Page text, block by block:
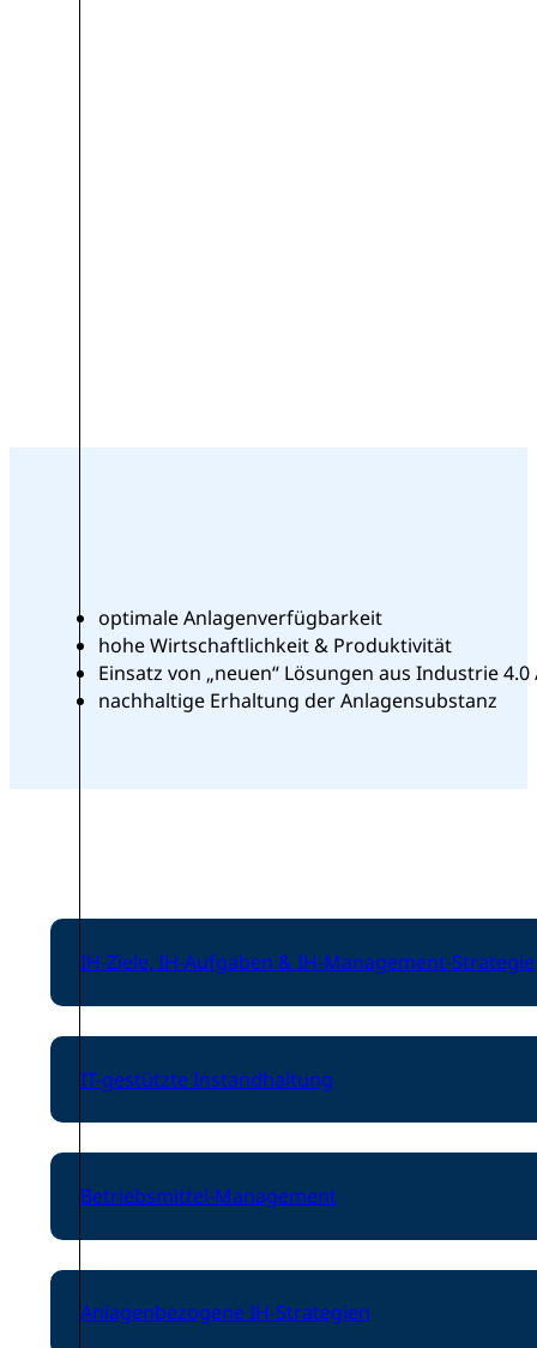
optimale Anlagenverfügbarkeit
hohe Wirtschaftlichkeit & Produktivität
Einsatz von „neuen“ Lösungen aus Industrie
nachhaltige Erhaltung der Anlagensubstanz
IH-Ziele, IH-Aufgaben & IH-Management-Strategie
IT-gestützte Instandhaltung
Betriebsmittel-Management
Anlagenbezogene IH-Strategien